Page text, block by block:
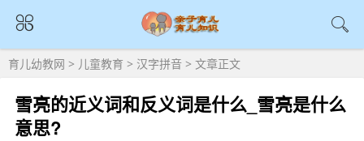
育儿幼教网 > 儿童教育 > 汉字拼音 > 文章正文
雪亮的近义词和反义词是什么_雪亮是什么
意思?